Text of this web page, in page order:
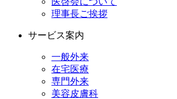
理事長ご挨拶
サービス案内
一般外来
在宅医療
専門外来
美容皮膚科